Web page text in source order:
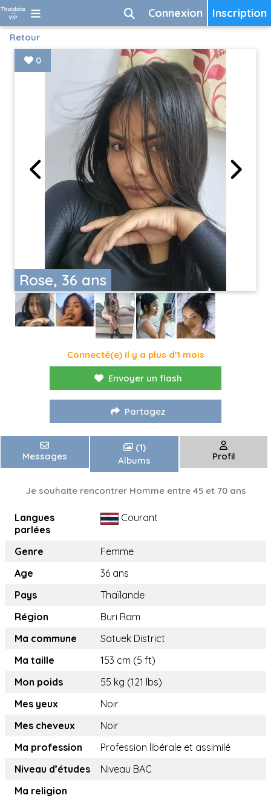
Inscription
Connexion
Retour
Rose, 36 ans
0
Connecté(e) il y a plus d'1 mois
Envoyer un flash
Partagez
Messages
(1)
Albums
Profil
Je souhaite rencontrer Homme entre 45 et 70 ans
Langues
parlées
Courant
Genre
Femme
Age
36 ans
Pays
Thaïlande
Région
Buri Ram
Ma commune
Satuek District
Ma taille
153 cm (5 ft)
Mon poids
55 kg (121 lbs)
Mes yeux
Noir
Mes cheveux
Noir
Ma profession
Profession libérale et assimilé
Niveau d’études
Niveau BAC
Ma religion